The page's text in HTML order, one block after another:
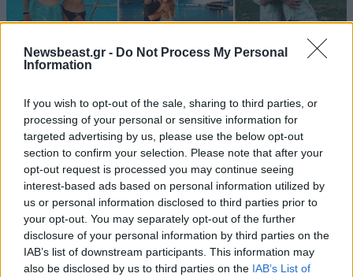
Newsbeast.gr - Do Not Process My Personal
Information
If you wish to opt-out of the sale, sharing to third parties, or
processing of your personal or sensitive information for
targeted advertising by us, please use the below opt-out
section to confirm your selection. Please note that after your
opt-out request is processed you may continue seeing
interest-based ads based on personal information utilized by
us or personal information disclosed to third parties prior to
your opt-out. You may separately opt-out of the further
disclosure of your personal information by third parties on the
IAB’s list of downstream participants. This information may
also be disclosed by us to third parties on the IAB’s List of
LIFESTYLE08·08·2026 19:12
Εριέττα Κούρκουλου – Τα 33α γενέθλια και τα
φιλιά με τον Βύρωνα Βασιλειάδη: «Καμία στιγμή
ευτυχίας δεδομένη»